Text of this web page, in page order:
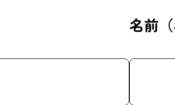
名前（